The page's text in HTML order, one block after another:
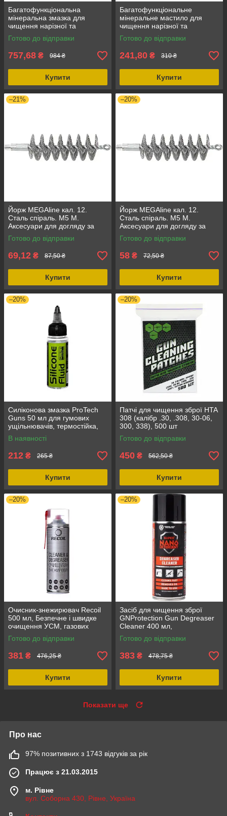
Багатофункціональна
мінеральна змазка для
чищення нарізної та
гладкоствольної зброї CLP
Gun Oil 3 в 1, 500 мл
Готово до відправки
757,68 ₴ 984 ₴
Купити
Багатофункціональне
мінеральне мастило для
чищення нарізної та
гладкодульної зброї CLP Gun
Oil 3в1 , захист від корозії
200мл
Готово до відправки
241,80 ₴ 310 ₴
Купити
–21%
Йорж MEGAline кал. 12.
Сталь спіраль. M5 M.
Аксесуари для догляду за
зброєю
Готово до відправки
69,12 ₴ 87,50 ₴
Купити
–20%
Йорж MEGAline кал. 12.
Сталь спіраль. M5 M.
Аксесуари для догляду за
зброєю
Готово до відправки
58 ₴ 72,50 ₴
Купити
–20%
Силіконова змазка ProTech
Guns 50 мл для гумових
ущільнювачів, термостійка,
для механізмів і приводів
В наявності
212 ₴ 265 ₴
Купити
–20%
Патчі для чищення зброї HTA
308 (калібр .30, .308, 30-06,
300, 338), 500 шт
Готово до відправки
450 ₴ 562,50 ₴
Купити
–20%
Очисник-знежирювач Recoil
500 мл, Безпечне і швидке
очищення УСМ, газових
поршнів, магазинів, високе
проникнення
Готово до відправки
381 ₴ 476,25 ₴
Купити
–20%
Засіб для чищення зброї
GNProtection Gun Degreaser
Cleaner 400 мл,
знежирюючий, для
металевих поверхонь,
ефективний очищувач
Готово до відправки
383 ₴ 478,75 ₴
Купити
Показати ще
Про нас
97% позитивних з 1743 відгуків за рік
Працює з 21.03.2015
м. Рівне
вул. Соборна 430, Рівне, Україна